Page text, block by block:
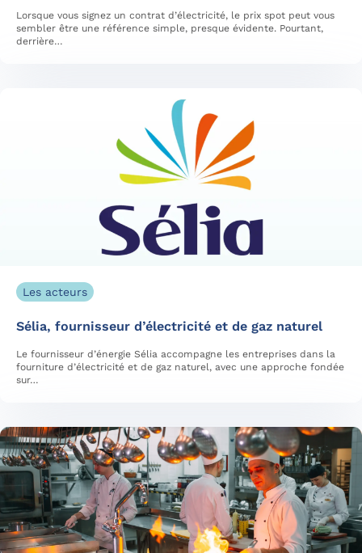
Lorsque vous signez un contrat d’électricité, le prix spot peut vous
sembler être une référence simple, presque évidente. Pourtant,
derrière…
Les acteurs
Sélia, fournisseur d’électricité et de gaz naturel
Le fournisseur d’énergie Sélia accompagne les entreprises dans la
fourniture d’électricité et de gaz naturel, avec une approche fondée
sur…